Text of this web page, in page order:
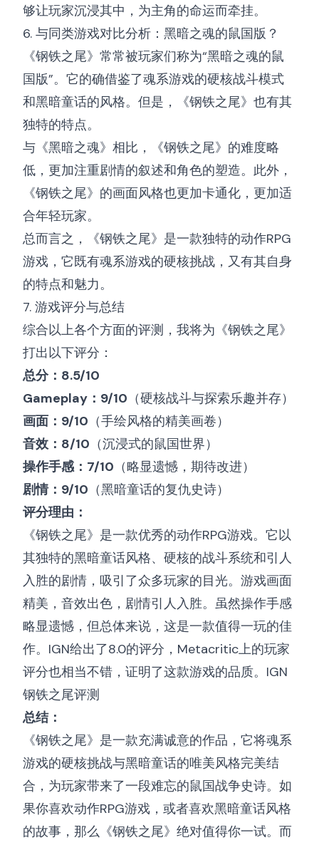
够让玩家沉浸其中，为主角的命运而牵挂。
6. 与同类游戏对比分析：黑暗之魂的鼠国版？
《钢铁之尾》常常被玩家们称为“黑暗之魂的鼠
国版”。它的确借鉴了魂系游戏的硬核战斗模式
和黑暗童话的风格。但是，《钢铁之尾》也有其
独特的特点。
与《黑暗之魂》相比，《钢铁之尾》的难度略
低，更加注重剧情的叙述和角色的塑造。此外，
《钢铁之尾》的画面风格也更加卡通化，更加适
合年轻玩家。
总而言之，《钢铁之尾》是一款独特的动作RPG
游戏，它既有魂系游戏的硬核挑战，又有其自身
的特点和魅力。
7. 游戏评分与总结
综合以上各个方面的评测，我将为《钢铁之尾》
打出以下评分：
总分：8.5/10
Gameplay：9/10 （硬核战斗与探索乐趣并存）
画面：9/10 （手绘风格的精美画卷）
音效：8/10 （沉浸式的鼠国世界）
操作手感：7/10 （略显遗憾，期待改进）
剧情：9/10 （黑暗童话的复仇史诗）
评分理由：
《钢铁之尾》是一款优秀的动作RPG游戏。它以
其独特的黑暗童话风格、硬核的战斗系统和引人
入胜的剧情，吸引了众多玩家的目光。游戏画面
精美，音效出色，剧情引人入胜。虽然操作手感
略显遗憾，但总体来说，这是一款值得一玩的佳
作。IGN给出了8.0的评分，Metacritic上的玩家
评分也相当不错，证明了这款游戏的品质。 IGN
钢铁之尾评测
总结：
《钢铁之尾》是一款充满诚意的作品，它将魂系
游戏的硬核挑战与黑暗童话的唯美风格完美结
合，为玩家带来了一段难忘的鼠国战争史诗。如
果你喜欢动作RPG游戏，或者喜欢黑暗童话风格
的故事，那么《钢铁之尾》绝对值得你一试。而